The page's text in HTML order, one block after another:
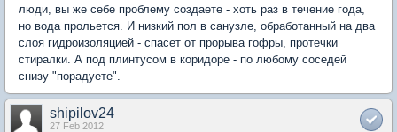
люди, вы же себе проблему создаете - хоть раз в течение года,
но вода прольется. И низкий пол в санузле, обработанный на два
слоя гидроизоляцией - спасет от прорыва гофры, протечки
стиралки. А под плинтусом в коридоре - по любому соседей
снизу "порадуете".
shipilov24
27 Feb 2012